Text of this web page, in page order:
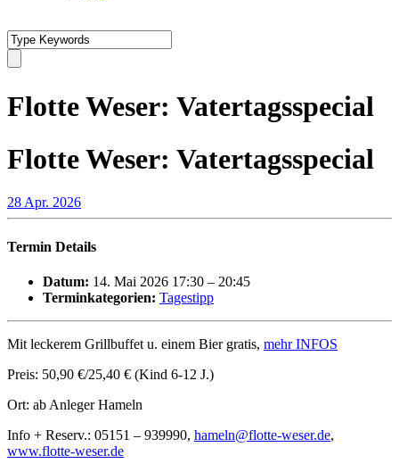
Flotte Weser: Vatertagsspecial
Flotte Weser: Vatertagsspecial
28 Apr. 2026
Termin Details
Datum: 14. Mai 2026 17:30 – 20:45
Terminkategorien: Tagestipp
Mit leckerem Grillbuffet u. einem Bier gratis, mehr INFOS
Preis: 50,90 €/25,40 € (Kind 6-12 J.)
Ort: ab Anleger Hameln
Info + Reserv.: 05151 – 939990, hameln@flotte-weser.de,
www.flotte-weser.de